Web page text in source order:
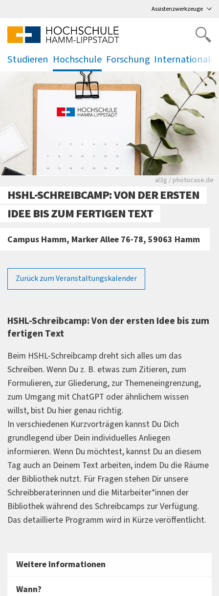
Assistenzwerkzeuge
Studieren Hochschule
.
Forschung
.
Rote leere
al3g / photocase.de
HSHL-SCHREIBCAMP: VON DER ERSTEN
IDEE BIS ZUM FERTIGEN TEXT
Campus Hamm, Marker Allee 76-78, 59063 Hamm
Zurück zum Veranstaltungskalender
HSHL-Schreibcamp: Von der ersten Idee bis zum
fertigen Text
Beim HSHL-Schreibcamp dreht sich alles um das
Schreiben. Wenn Du z. B. etwas zum Zitieren, zum
Formulieren, zur Gliederung, zur Themeneingrenzung,
zum Umgang mit ChatGPT oder ähnlichem wissen
willst, bist Du hier genau richtig.
In verschiedenen Kurzvorträgen kannst Du Dich
grundlegend über Dein individuelles Anliegen
informieren. Wenn Du möchtest, kannst Du an diesem
Tag auch an Deinem Text arbeiten, indem Du die Räume
der Bibliothek nutzt. Für Fragen stehen Dir unsere
Schreibberaterinnen und die Mitarbeiter*innen der
Bibliothek während des Schreibcamps zur Verfügung.
Das detaillierte Programm wird in Kürze veröffentlicht.
Weitere Informationen
Wann?